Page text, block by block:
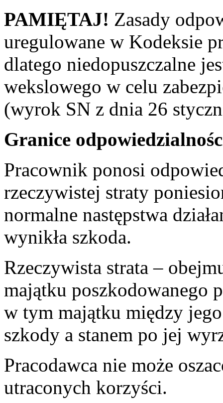
PAMIĘTAJ! Zasady
uregulowane w Kodeksie
dlatego niedopuszczalne
wekslowego w celu
(wyrok SN z dnia 26
Granice
Pracownik ponosi
rzeczywistej straty
normalne następstwa
wynikła szkoda.
Rzeczywista strata –
majątku poszkodowanego
w tym majątku między
szkody a stanem po jej
Pracodawca nie może
utraconych korzyści.